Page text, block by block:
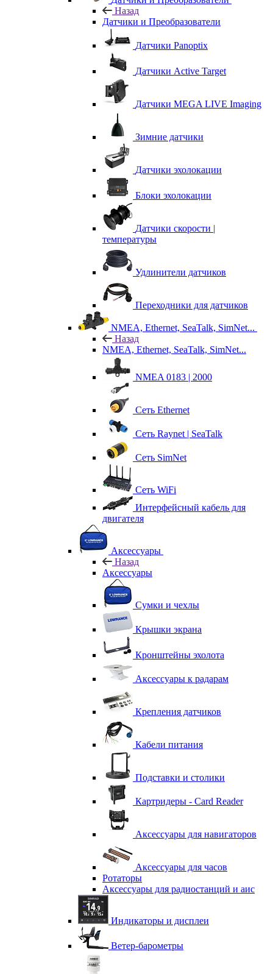
Назад
Датчики и Преобразователи
Датчики Panoptix
Датчики Active Target
Датчики MEGA LIVE Imaging
Зимние датчики
Датчики эхолокации
Блоки эхолокации
Датчики скорости |
температуры
Удлинители датчиков
Переходники для датчиков
NMEA, Ethernet, SeaTalk, SimNet...
Назад
NMEA, Ethernet, SeaTalk, SimNet...
NMEA 0183 | 2000
Сеть Ethernet
Сеть Raynet | SeaTalk
Сеть SimNet
Сеть WiFi
Интерфейсный кабель для
двигателя
Аксессуары
Назад
Аксессуары
Сумки и чехлы
Крышки экрана
Кронштейны эхолота
Аксессуары к радарам
Крепления датчиков
Кабели питания
Подставки и столики
Картридеры - Card Reader
Аксессуары для навигаторов
Аксессуары для часов
Ротаторы
Аксессуары для радиостанций и аис
Индикаторы и дисплеи
Ветер-барометры